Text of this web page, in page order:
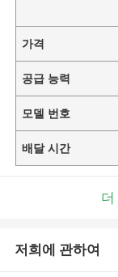
가격
공급 능력
모델 번호
배달 시간
더
저희에 관하여